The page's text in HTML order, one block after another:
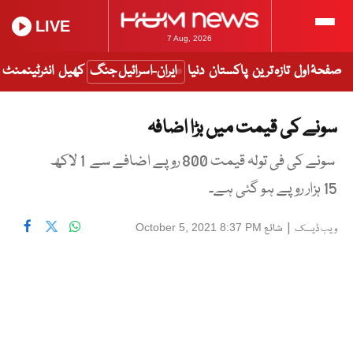
7 Aug, 2026
LIVE
صفحۂ اول تازہ ترین پاکستان دنیا ایران-اسرائیل جنگ کھیل انٹرٹینمنٹ
سونے کی قیمت میں بڑا اضافہ
سونے کی فی تولہ قیمت 800 روپے اضافے سے 1 لاکھ
15 ہزار روپے ہو گئی ہے۔
ویب ڈیسک | شائع October 5, 2021 8:37 PM